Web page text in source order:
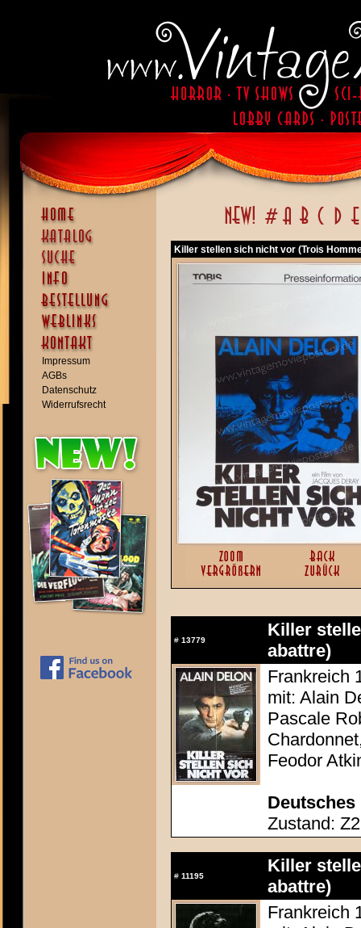
Impressum
AGBs
Datenschutz
Widerrufsrecht
Killer stellen sich nicht vor (Trois
# 13779
Killer
abattre)
Frankreich
mit: Alain
Pascale
Feodor
Deutsches
Zustand:
# 11195
Killer
abattre)
Frankreich